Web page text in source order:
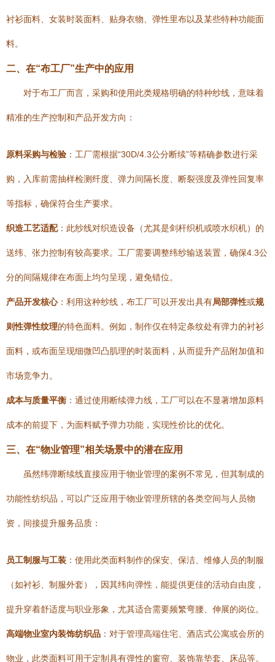
衬衫面料、女装时装面料、贴身衣物、弹性里布以及某些特种功能面
料。
二、在“布工厂”生产中的应用
对于布工厂而言，采购和使用此类规格明确的特种纱线，意味着
精准的生产控制和产品开发方向：
原料采购与检验 ：工厂需根据“30D/4.3公分断续”等精确参数进行采
购，入库前需抽样检测纤度、弹力间隔长度、断裂强度及弹性回复率
等指标，确保符合生产要求。
织造工艺适配：此纱线对织造设备（尤其是剑杆织机或喷水织机）的
送纬、张力控制有较高要求。工厂需要调整纬纱输送装置，确保4.3公
分的间隔规律在布面上均匀呈现，避免错位。
产品开发核心：利用这种纱线，布工厂可以开发出具有局部弹性或规
则性弹性纹理的特色面料。例如，制作仅在特定条纹处有弹力的衬衫
面料，或布面呈现细微凹凸肌理的时装面料，从而提升产品附加值和
市场竞争力。
成本与质量平衡 ：通过使用断续弹力线，工厂可以在不显著增加原料
成本的前提下，为面料赋予弹力功能，实现性价比的优化。
三、在“物业管理”相关场景中的潜在应用
虽然纬弹断续线直接应用于物业管理的案例不常见，但其制成的
功能性纺织品，可以广泛应用于物业管理所辖的各类空间与人员物
资，间接提升服务品质：
员工制服与工装 ：使用此类面料制作的保安、保洁、维修人员的制服
（如衬衫、制服外套），因其纬向弹性，能提供更佳的活动自由度，
提升穿着舒适度与职业形象，尤其适合需要频繁弯腰、伸展的岗位。
高端物业室内装饰纺织品 ：对于管理高端住宅、酒店式公寓或会所的
物业，此类面料可用于定制具有弹性的窗帘、装饰靠垫套、床品等。